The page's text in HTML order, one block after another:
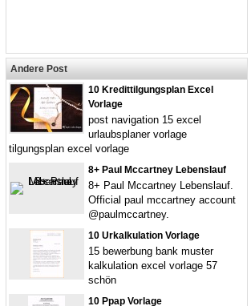
Andere Post
10 Kredittilgungsplan Excel
Vorlage
post navigation 15 excel
urlaubsplaner vorlage
tilgungsplan excel vorlage
8+ Paul Mccartney Lebenslauf
8+ Paul Mccartney Lebenslauf.
Official paul mccartney account
@paulmccartney.
10 Urkalkulation Vorlage
15 bewerbung bank muster
kalkulation excel vorlage 57
schön
10 Ppap Vorlage